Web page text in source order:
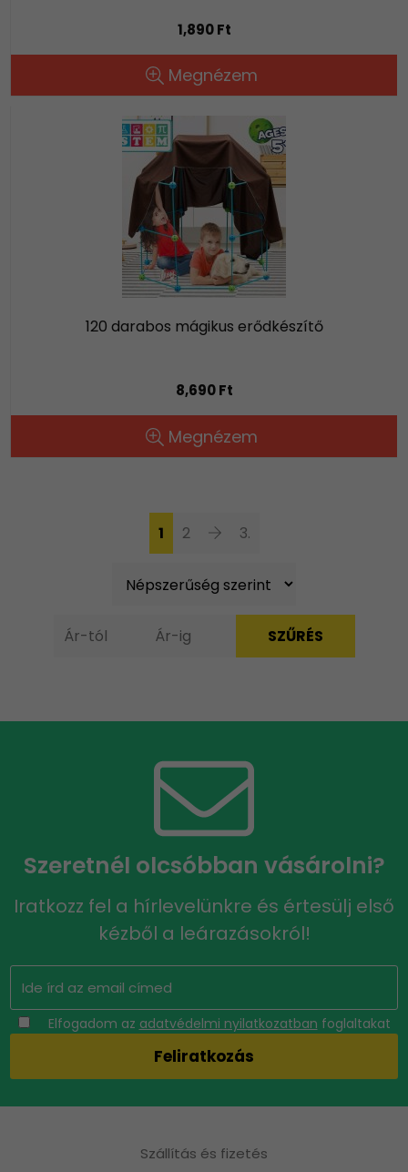
1,890 Ft
Megnézem
120 darabos mágikus erődkészítő
8,690 Ft
Megnézem
1 2 3.
Szeretnél olcsóbban vásárolni?
Iratkozz fel a hírlevelünkre és értesülj első
kézből a leárazásokról!
Elfogadom az adatvédelmi nyilatkozatban foglaltakat
Szállítás és fizetés